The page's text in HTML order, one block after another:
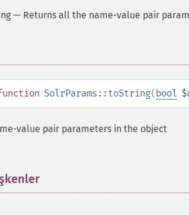
— Returns all the name-value pair
SolrParams::toString(bool
value pair parameters in the object